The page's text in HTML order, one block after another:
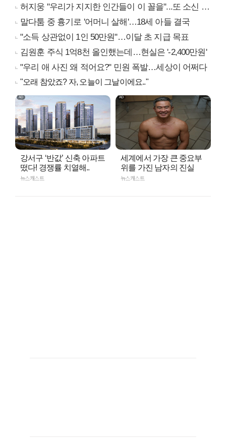
허지웅 "우리가 지지한 인간들이 이 꼴을"...또 소신 발언
말다툼 중 흉기로 '어머니 살해'…18세 아들 결국
"소득 상관없이 1인 50만원"…이달 초 지급 목표
김원훈 주식 1억8천 올인했는데…현실은 '-2,400만원'
"우리 애 사진 왜 적어요?" 민원 폭발…세상이 어쩌다
"오래 참았죠? 자, 오늘이 그날이에요.."
강서구 ‘반값’ 신축 아파트
떴다! 경쟁률 치열해..
뉴스캐스트
세계에서 가장 큰 중요부
위를 가진 남자의 진실
뉴스캐스트